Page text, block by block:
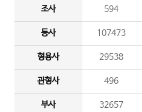
조사 594
동사 107473
형용사 29538
관형사 496
부사 32657